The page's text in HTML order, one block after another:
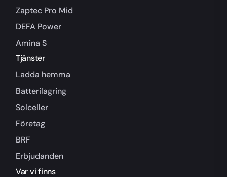
Zaptec Pro Mid
DEFA Power
Amina S
Tjänster
Ladda hemma
Batterilagring
Solceller
Företag
BRF
Erbjudanden
Var vi finns